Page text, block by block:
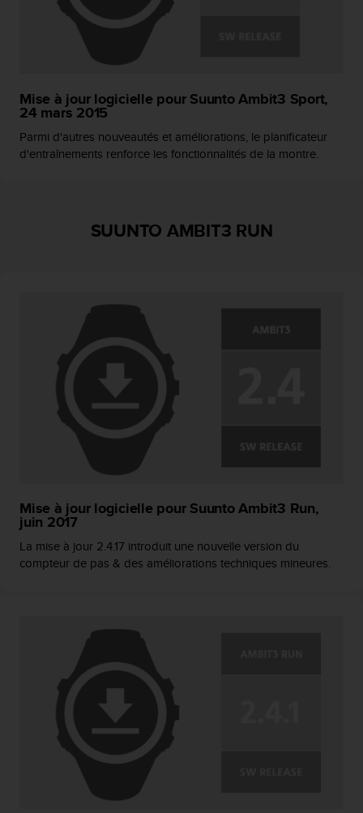
Mise à jour logicielle pour Suunto Ambit3 Sport,
24 mars 2015
Parmi d'autres nouveautés et améliorations, le planificateur
d'entraînements renforce les fonctionnalités de la montre.
SUUNTO AMBIT3 RUN
Mise à jour logicielle pour Suunto Ambit3 Run,
juin 2017
La mise à jour 2.4.17 introduit une nouvelle version du
compteur de pas & des améliorations techniques mineures.